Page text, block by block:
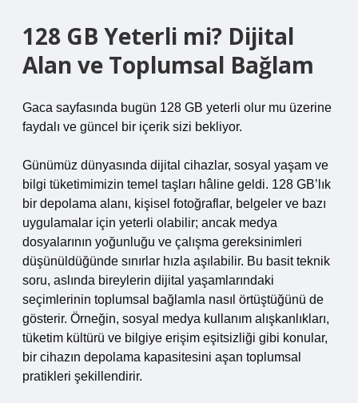
128 GB Yeterli mi? Dijital
Alan ve Toplumsal Bağlam
Gaca sayfasında bugün 128 GB yeterli olur mu üzerine
faydalı ve güncel bir içerik sizi bekliyor.
Günümüz dünyasında dijital cihazlar, sosyal yaşam ve
bilgi tüketimimizin temel taşları hâline geldi. 128 GB’lık
bir depolama alanı, kişisel fotoğraflar, belgeler ve bazı
uygulamalar için yeterli olabilir; ancak medya
dosyalarının yoğunluğu ve çalışma gereksinimleri
düşünüldüğünde sınırlar hızla aşılabilir. Bu basit teknik
soru, aslında bireylerin dijital yaşamlarındaki
seçimlerinin toplumsal bağlamla nasıl örtüştüğünü de
gösterir. Örneğin, sosyal medya kullanım alışkanlıkları,
tüketim kültürü ve bilgiye erişim eşitsizliği gibi konular,
bir cihazın depolama kapasitesini aşan toplumsal
pratikleri şekillendirir.